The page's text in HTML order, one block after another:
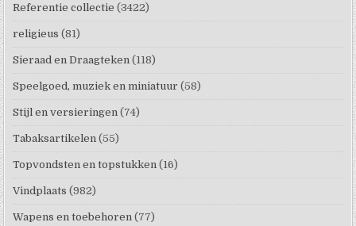
Referentie collectie (3422)
religieus (81)
Sieraad en Draagteken (118)
Speelgoed, muziek en miniatuur (58)
Stijl en versieringen (74)
Tabaksartikelen (55)
Topvondsten en topstukken (16)
Vindplaats (982)
Wapens en toebehoren (77)